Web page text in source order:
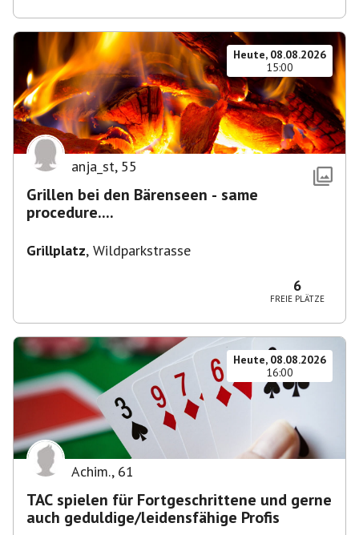
Heute, 08.08.2026
15:00
anja_st, 55
Grillen bei den Bärenseen - same
procedure....
Grillplatz, Wildparkstrasse
6
FREIE PLÄTZE
Heute, 08.08.2026
16:00
Achim., 61
TAC spielen für Fortgeschrittene und gerne
auch geduldige/leidensfähige Profis